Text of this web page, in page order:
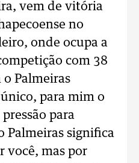
vem de vitória
no
onde ocupa a
com 38
Palmeiras
para mim o
para
Palmeiras significa
você, mas por